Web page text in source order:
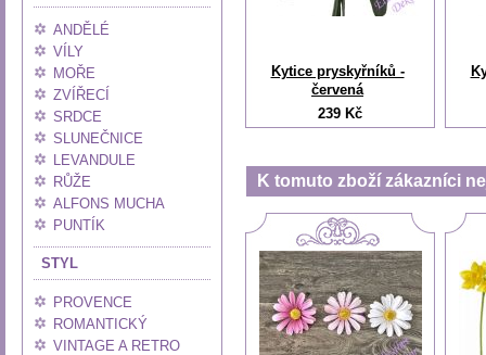
ANDĚLÉ
VÍLY
MOŘE
ZVÍŘECÍ
SRDCE
SLUNEČNICE
LEVANDULE
RŮŽE
ALFONS MUCHA
PUNTÍK
STYL
PROVENCE
ROMANTICKÝ
VINTAGE A RETRO
Kytice pryskyřníků -
červená
239 Kč
K tomuto zboží zákazníci